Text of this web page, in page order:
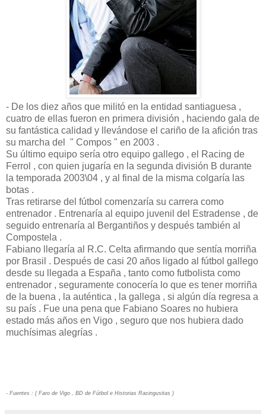
- De los diez años que militó en la entidad santiaguesa ,
cuatro de ellas fueron en primera división , haciendo gala de
su fantástica calidad y llevándose el cariño de la afición tras
su marcha del " Compos " en 2003 .
Su último equipo sería otro equipo gallego , el Racing de
Ferrol , con quien jugaría en la segunda división B durante
la temporada 2003\04 , y al final de la misma colgaría las
botas .
Tras retirarse del fútbol comenzaría su carrera como
entrenador . Entrenaría al equipo juvenil del Estradense , de
seguido entrenaría al Bergantiños y después también al
Compostela .
Fabiano llegaría al R.C. Celta afirmando que sentía morriña
por Brasil . Después de casi 20 años ligado al fútbol gallego
desde su llegada a España , tanto como futbolista como
entrenador , seguramente conocería lo que es tener morriña
de la buena , la auténtica , la gallega , si algún día regresa a
su país . Fue una pena que Fabiano Soares no hubiera
estado más años en Vigo , seguro que nos hubiera dado
muchísimas alegrías .
- Fuentes : ( Faro de Vigo , BD de Fútbol e Historias Racingusitas )